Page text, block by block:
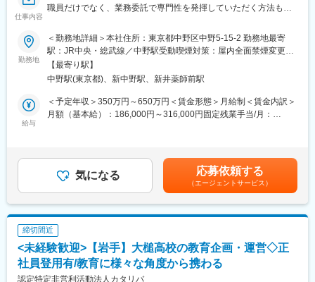
・正社員12人（20～30代：5名 ／ 40～50代：4名 ／ 60代：3
※温かいお人柄の社員が多い職場です◎
■当社について：
・当社は、農業に従事する方々の高齢化問題や後継者問題、また
け込み寺」として地域の農家様のお役に立てるよう立ち上げた滋
賀県野洲市に拠点を置く農業生産法人です。
管理や整備、一部の農作業サポートも行っております。当社は今
後も、地域の農業振興と地域創りを通して、豊かな未来と地域の
■特定農業法人とは：
・農業経営基盤強化促進法に基づき、地域の農地の過半を農作業
受託や借入などにより集積する相手方として、地域の地権者の合
意を得た法人です。 特定農業団体とは、地域の農地の3分の2以上
を農作業受託により集積する相手方として、地域の地権者の合意
を得た任意組織のことを指します。
仕事内容
職員だけでなく、業務委託で専門性を発揮していただく方法もあ
方で、希望する求人が見つからない方はオープンポジションから
エントリーしてみてください。
どんな環境に生まれ育った子どもたちも、未来をつくりだす力を
育める。そんな世の中を一緒につくっていきましょう！
■配属可能性職種
ファンドレイザー（法人営業）
学校・地域パートナー伴走
プログラム企画・運営
学校間連携コーディネーター
■募集背景：
カタリバは、2021年11月に創業20周年を迎えました。職員数は約
200名、経常収益15億円を超える日本有数のNPOへと成長。約15
勤務地
＜勤務地詳細＞本社住所：東京都中野区中野5-15-2 勤務地最寄
駅：JR中央・総武線／中野駅受動喫煙対策：屋内全面禁煙変更の
範囲：会社の定める事業所
【最寄り駅】
中野駅(東京都)、新中野駅、新井薬師前駅
給与
＜予定年収＞350万円～650万円＜賃金形態＞月給制＜賃金内訳＞
月額（基本給）：186,000円～316,000円固定残業手当/月：
し、当社規定により経験・能力を考慮し、面接・面談後に決定■昇
給：半年に1回、人事考課により決定■賞与：業績に応じ年1回支
給※過去3年実績：給与の2ヶ月分以上を支給（初年度は勤務月数
により変動）賃金はあくまでも目安の金額であり、選考を通じて
上下する可能性があります。月給(月額)は固定手当を含めた表記で
す。
気になる 応募依頼する
（エージェントサービス）
締切間近
<未経験歓迎>【岩手】大槌高校の教育企画・運営◇正
社員登用有/教育に様々な角度から携わる
認定特定非営利活動法人カタリバ